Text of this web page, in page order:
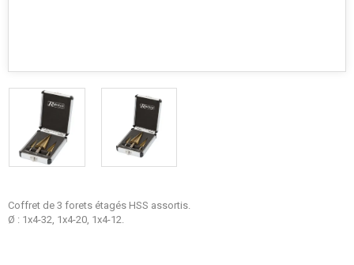
Coffret de 3 forets étagés HSS assortis.
Ø : 1x4-32, 1x4-20, 1x4-12.